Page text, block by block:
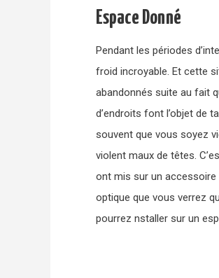
Espace Donné
Pendant les périodes
froid incroyable. Et cette
abandonnés suite au fait
d’endroits font l’objet de
souvent que vous soyez
violent maux de têtes.
ont mis sur un accessoire
optique que vous verrez
pourrez nstaller sur un